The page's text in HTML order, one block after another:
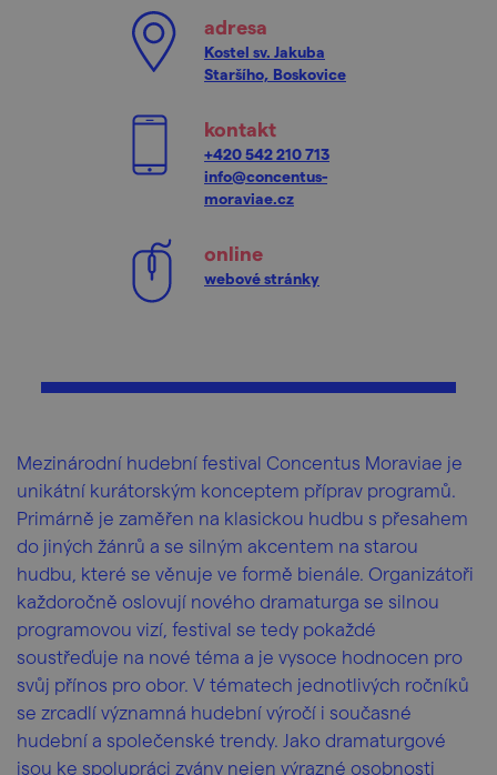
adresa
Kostel sv. Jakuba
Staršího, Boskovice
kontakt
+420 542 210 713
info@concentus-
moraviae.cz
online
webové stránky
Mezinárodní hudební festival Concentus Moraviae je
unikátní kurátorským konceptem příprav programů.
Primárně je zaměřen na klasickou hudbu s přesahem
do jiných žánrů a se silným akcentem na starou
hudbu, které se věnuje ve formě bienále. Organizátoři
každoročně oslovují nového dramaturga se silnou
programovou vizí, festival se tedy pokaždé
soustřeďuje na nové téma a je vysoce hodnocen pro
svůj přínos pro obor. V tématech jednotlivých ročníků
se zrcadlí významná hudební výročí i současné
hudební a společenské trendy. Jako dramaturgové
jsou ke spolupráci zvány nejen výrazné osobnosti